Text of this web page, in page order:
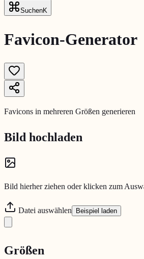
SuchenK
Favicon-Generator
Favicons in mehreren Größen generieren
Bild hochladen
Bild hierher ziehen oder klicken zum
Datei auswählen Beispiel laden
Größen